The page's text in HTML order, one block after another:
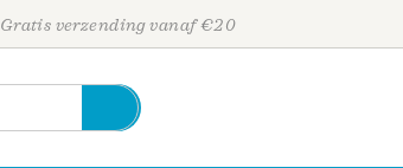
Gratis verzending vanaf €20